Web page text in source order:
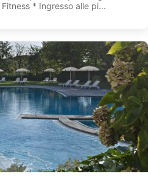
* Ingresso alle pi...